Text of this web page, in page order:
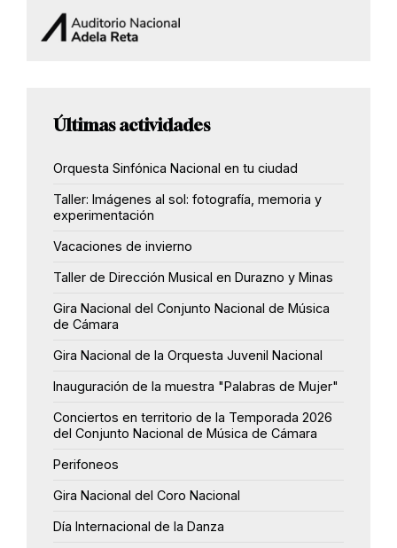
Últimas actividades
Orquesta Sinfónica Nacional en tu ciudad
Taller: Imágenes al sol: fotografía, memoria y
experimentación
Vacaciones de invierno
Taller de Dirección Musical en Durazno y Minas
Gira Nacional del Conjunto Nacional de Música
de Cámara
Gira Nacional de la Orquesta Juvenil Nacional
Inauguración de la muestra "Palabras de Mujer"
Conciertos en territorio de la Temporada 2026
del Conjunto Nacional de Música de Cámara
Perifoneos
Gira Nacional del Coro Nacional
Día Internacional de la Danza